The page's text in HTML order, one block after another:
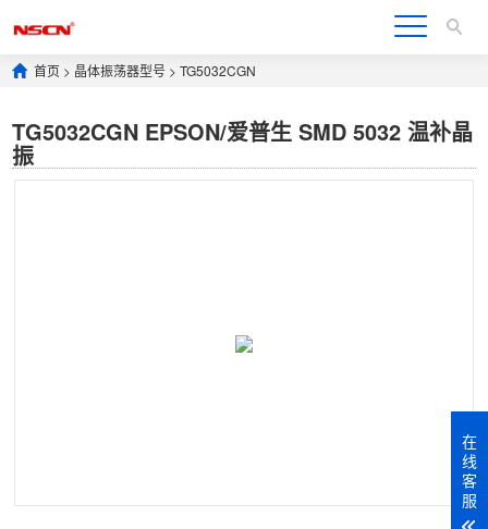
首页 > 晶体振荡器型号 >TG5032CGN
TG5032CGN EPSON/爱普生 SMD 5032 温补晶
振
在
线
客
服